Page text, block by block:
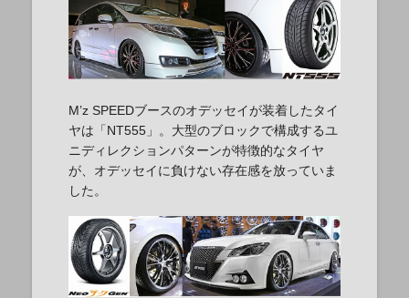
M’z SPEEDブースのオデッセイが装着したタイ
ヤは「NT555」。大型のブロックで構成するユ
ニディレクションパターンが特徴的なタイヤ
が、オデッセイに負けない存在感を放っていま
した。